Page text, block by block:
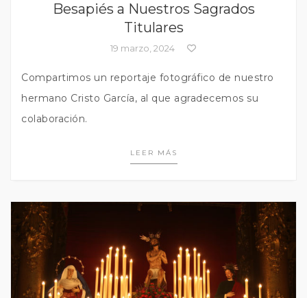
Besapiés a Nuestros Sagrados
Titulares
19 marzo, 2024
Compartimos un reportaje fotográfico de nuestro
hermano Cristo García, al que agradecemos su
colaboración.
LEER MÁS